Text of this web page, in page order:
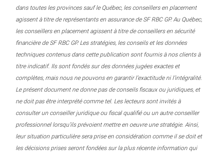
dans toutes les provinces sauf le Québec, les conseillers en placement
agissent à titre de représentants en assurance de SF RBC GP. Au Québec,
les conseillers en placement agissent à titre de conseillers en sécurité
financière de SF RBC GP. Les stratégies, les conseils et les données
techniques contenus dans cette publication sont fournis à nos clients à
titre indicatif. Ils sont fondés sur des données jugées exactes et
complètes, mais nous ne pouvons en garantir l’exactitude ni l’intégralité.
Le présent document ne donne pas de conseils fiscaux ou juridiques, et
ne doit pas être interprété comme tel. Les lecteurs sont invités à
consulter un conseiller juridique ou fiscal qualifié ou un autre conseiller
professionnel lorsqu’ils prévoient mettre en oeuvre une stratégie. Ainsi,
leur situation particulière sera prise en considération comme il se doit et
les décisions prises seront fondées sur la plus récente information qui